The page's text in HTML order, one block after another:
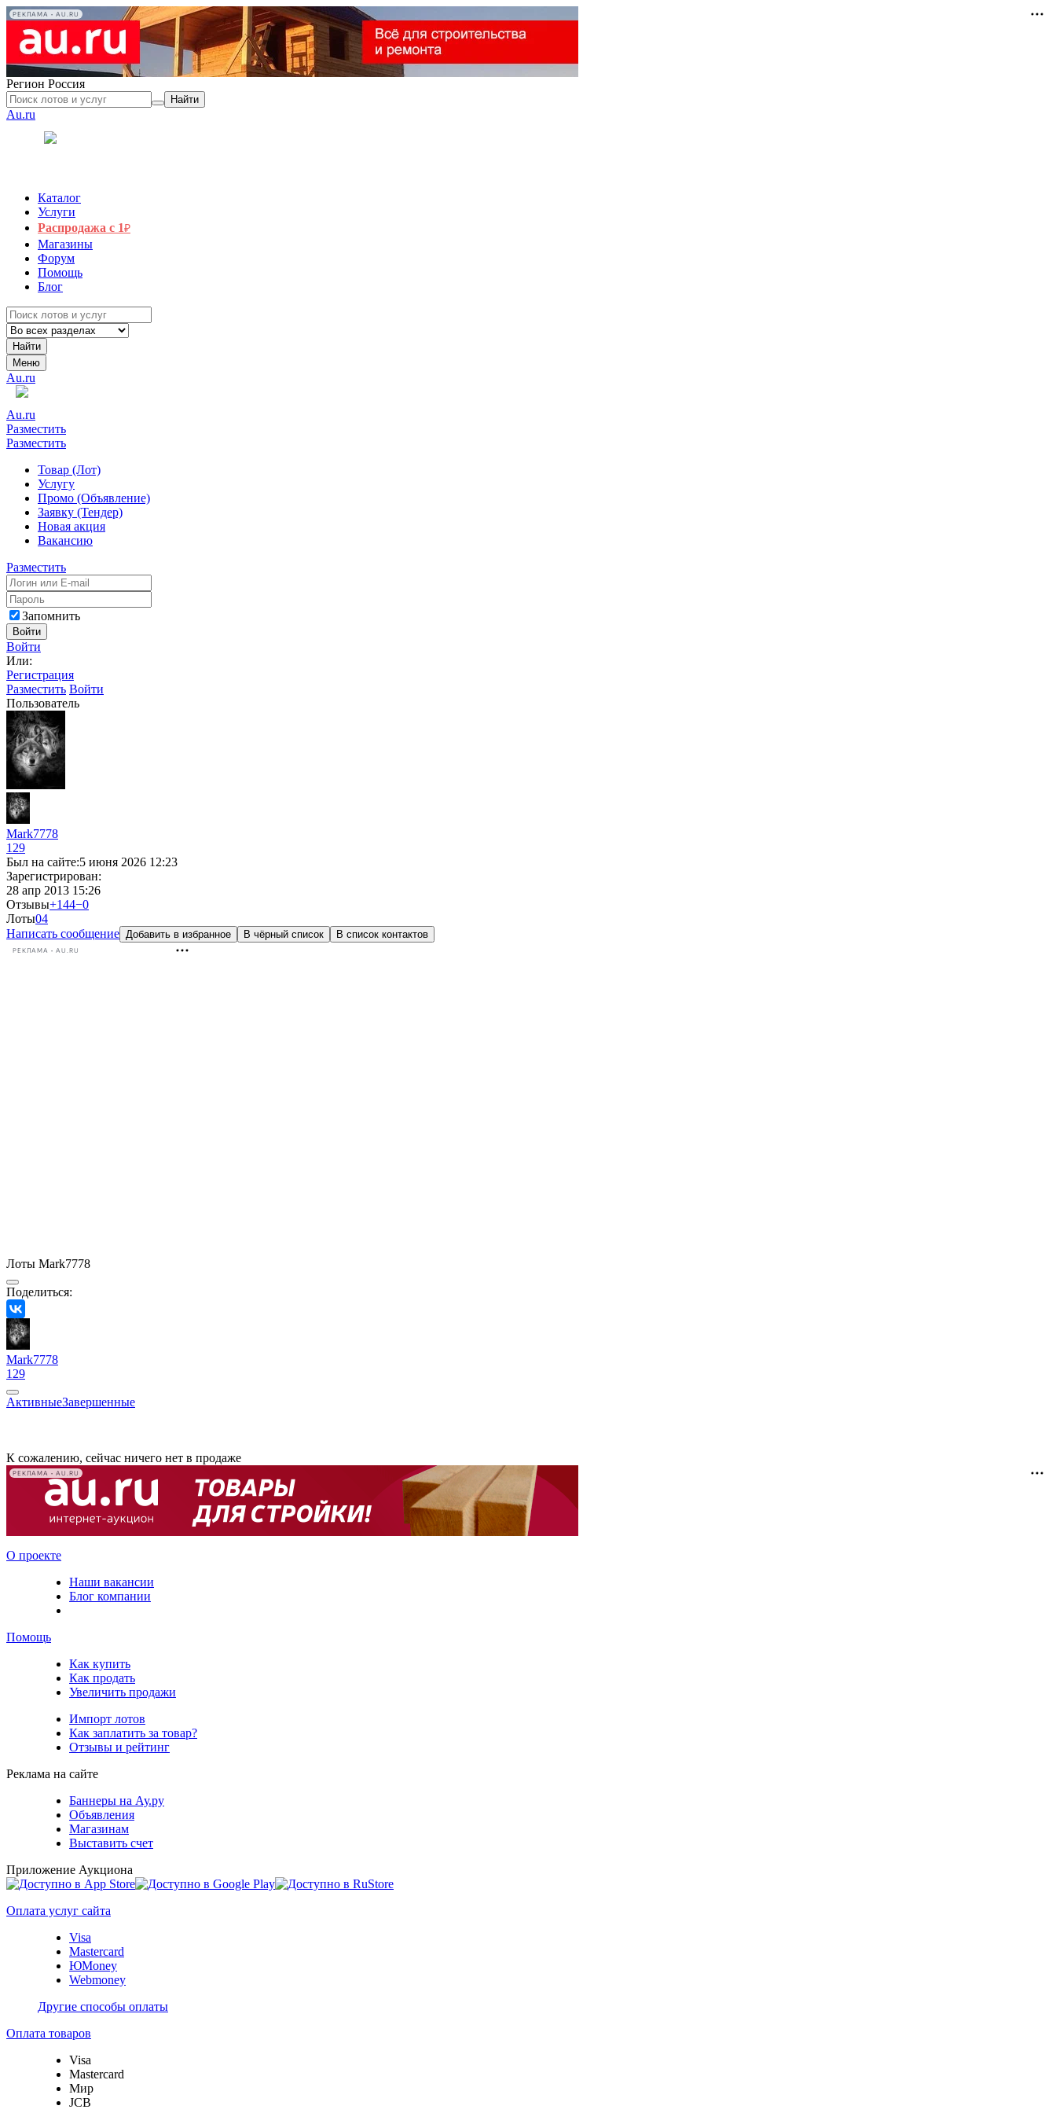
РЕКЛАМА • AU.RU
Регион Россия
Найти
Au.ru
Каталог
Услуги
Распродажа с 1₽
Магазины
Форум
Помощь
Блог
Найти
Меню
Au.ru
Au.ru
Разместить
Разместить
Товар (Лот)
Услугу
Промо (Объявление)
Заявку (Тендер)
Новая акция
Вакансию
Разместить
Запомнить
Войти
Войти
Или:
Регистрация
Разместить Войти
Пользователь
Mark7778
129
Был на сайте:5 июня 2026 12:23
Зарегистрирован:
28 апр 2013 15:26
Отзывы+144−0
Лоты04
Написать сообщение Добавить в избранное В чёрный список В список контактов
РЕКЛАМА • AU.RU
Лоты Mark7778
Поделиться:
Mark7778
129
АктивныеЗавершенные
К сожалению, сейчас ничего нет в продаже
РЕКЛАМА • AU.RU
О проекте
Наши вакансии
Блог компании
Помощь
Как купить
Как продать
Увеличить продажи
Импорт лотов
Как заплатить за товар?
Отзывы и рейтинг
Реклама на сайте
Баннеры на Ау.ру
Объявления
Магазинам
Выставить счет
Приложение Аукциона
Оплата услуг сайта
Visa
Mastercard
ЮMoney
Webmoney
Другие способы оплаты
Оплата товаров
Visa
Mastercard
Мир
JCB